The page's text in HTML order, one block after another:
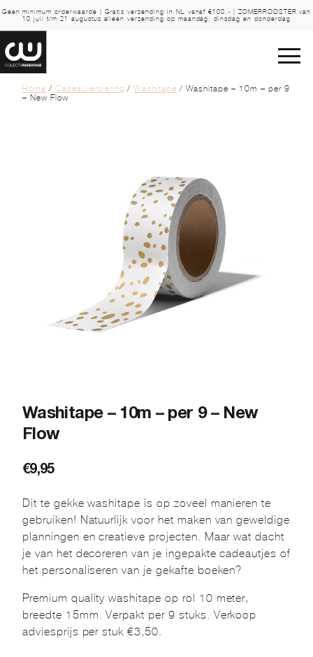
Geen minimum orderwaarde | Gratis verzending in NL vanaf €100,- | ZOMERROOSTER van
10 juli t/m 21 augustus alleen verzending op maandag, dinsdag en donderdag
Home / Cadeauversiering / Washitape / Washitape – 10m – per 9
– New Flow
Washitape – 10m – per 9 – New
Flow
€9,95
Dit te gekke washitape is op zoveel manieren te
gebruiken! Natuurlijk voor het maken van geweldige
planningen en creatieve projecten. Maar wat dacht
je van het decoreren van je ingepakte cadeautjes of
het personaliseren van je gekafte boeken?
Premium quality washitape op rol 10 meter,
breedte 15mm. Verpakt per 9 stuks. Verkoop
adviesprijs per stuk €3,50.